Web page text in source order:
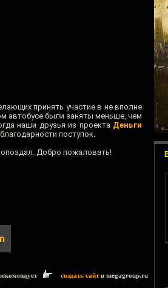
принять участие в не вполне
автобусе были заняты меньше, чем
наши друзья из проекта Деньги
поступок.
опоздал. Добро пожаловать!
создать сайтв megagroup.ru